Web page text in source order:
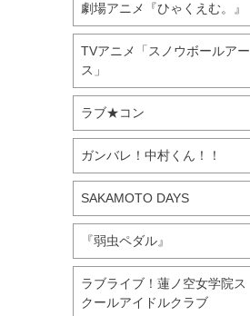
劇場アニメ『ひゃくえむ。』
TVアニメ「スノウボールアー
ス」
ラブ★コン
ガンバレ！中村くん！！
SAKAMOTO DAYS
『弱虫ペダル』
ラブライブ！蓮ノ空女学院ス
クールアイドルクラブ